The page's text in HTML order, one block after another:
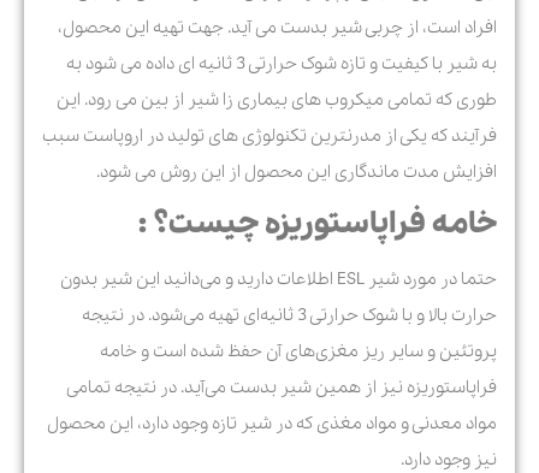
افراد است، از چربی شیر بدست می آید. جهت تهیه این محصول،
به شیر با کیفیت و تازه شوک حرارتی 3 ثانیه ای داده می شود به
طوری که تمامی میکروب های بیماری زا شیر از بین می رود. این
فرآیند که یکی از مدرنترین تکنولوژی های تولید در اروپاست سبب
افزایش مدت ماندگاری این محصول از این روش می شود.
خامه فراپاستوریزه چیست؟ :
حتما در مورد شیر ESL اطلاعات دارید و می‌دانید این شیر بدون
حرارت بالا و با شوک حرارتی 3 ثانیه‌ای تهیه می‌شود. در نتیجه
پروتئین و سایر ریز مغزی‌های آن حفظ شده است و خامه
فراپاستوریزه نیز از همین شیر بدست می‌‌آید. در نتیجه تمامی
مواد معدنی و مواد مغذی که در شیر تازه وجود دارد، این محصول
نیز وجود دارد.